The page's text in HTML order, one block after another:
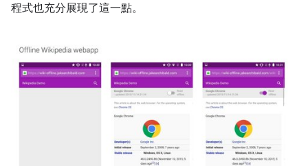
程式也充分展現了這一點。